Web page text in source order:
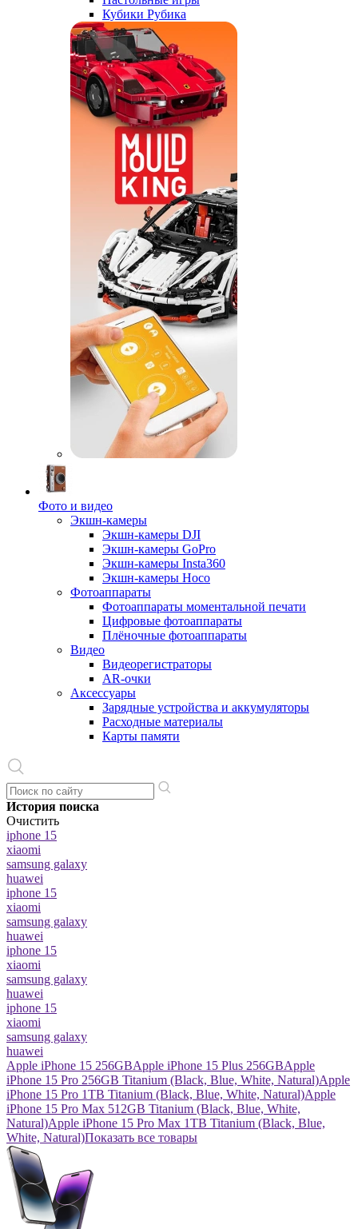
Кубики Рубика
Фото и видео
Экшн-камеры
Экшн-камеры DJI
Экшн-камеры GoPro
Экшн-камеры Insta360
Экшн-камеры Hoco
Фотоаппараты
Фотоаппараты моментальной печати
Цифровые фотоаппараты
Плёночные фотоаппараты
Видео
Видеорегистраторы
AR-очки
Аксессуары
Зарядные устройства и аккумуляторы
Расходные материалы
Карты памяти
История поиска
Очистить
iphone 15
xiaomi
samsung galaxy
huawei
iphone 15
xiaomi
samsung galaxy
huawei
iphone 15
xiaomi
samsung galaxy
huawei
iphone 15
xiaomi
samsung galaxy
huawei
Apple iPhone 15 256GBApple iPhone 15 Plus 256GBApple
iPhone 15 Pro 256GB Titanium (Black, Blue, White, Natural)Apple
iPhone 15 Pro 1TB Titanium (Black, Blue, White, Natural)Apple
iPhone 15 Pro Max 512GB Titanium (Black, Blue, White,
Natural)Apple iPhone 15 Pro Max 1TB Titanium (Black, Blue,
White, Natural)Показать все товары